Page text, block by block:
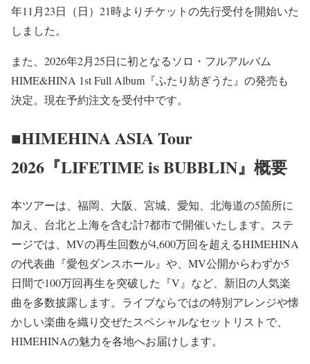
年11月23日（日）21時よりチケットの先行受付を開始いた
しました。
また、2026年2月25日に初となるソロ・フルアルバム
HIME&HINA 1st Full Album『ふたり紡ぎうた』の発売も
決定。現在予約注文を受付中です。
■HIMEHINA ASIA Tour
2026『LIFETIME is BUBBLIN』概要
本ツアーは、福岡、大阪、宮城、愛知、北海道の5箇所に
加え、台北と上海を含む計7都市で開催いたします。ステ
ージでは、MVの再生回数が4,600万回を超えるHIMEHINA
の代表曲『愛包ダンスホール』や、MV公開からわずか5
日間で100万回再生を突破した『V』など、新旧の人気楽
曲を多数披露します。ライブならではの特別アレンジや懐
かしい楽曲を織り交ぜたスペシャルなセットリストで、
HIMEHINAの魅力を各地へお届けします。